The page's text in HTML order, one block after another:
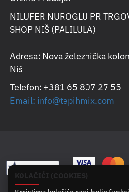
NILUFER NUROGLU PR
SHOP NIŠ (PALILULA)
Adresa: Nova železnička
Niš
Telefon: +381 65 807 27 55
Email: info@tepihmix.com
KOLAČIĆI (COOKIES)